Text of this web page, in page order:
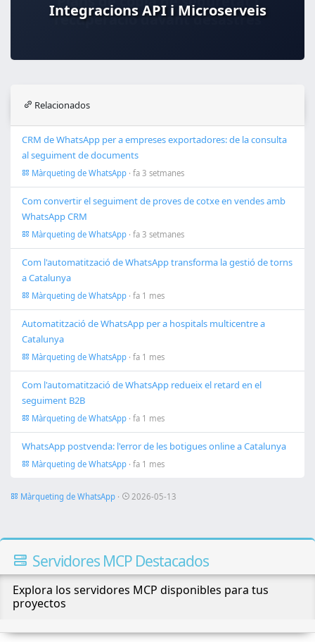
Integracions API i Microserveis
Relacionados
CRM de WhatsApp per a empreses exportadores: de la consulta
al seguiment de documents
Màrqueting de WhatsApp · fa 3 setmanes
Com convertir el seguiment de proves de cotxe en vendes amb
WhatsApp CRM
Màrqueting de WhatsApp · fa 3 setmanes
Com l'automatització de WhatsApp transforma la gestió de torns
a Catalunya
Màrqueting de WhatsApp · fa 1 mes
Automatització de WhatsApp per a hospitals multicentre a
Catalunya
Màrqueting de WhatsApp · fa 1 mes
Com l'automatització de WhatsApp redueix el retard en el
seguiment B2B
Màrqueting de WhatsApp · fa 1 mes
WhatsApp postvenda: l'error de les botigues online a Catalunya
Màrqueting de WhatsApp · fa 1 mes
Màrqueting de WhatsApp · 2026-05-13
Servidores MCP Destacados
Explora los servidores MCP disponibles para tus
proyectos